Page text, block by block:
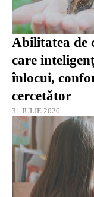
Abilitatea de
care
înlocui,
cercetător
31 IULIE 2026